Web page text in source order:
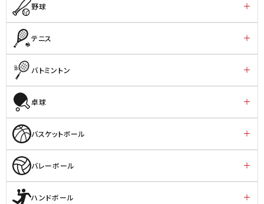
野球
テニス
バトミントン
卓球
バスケットボール
バレーボール
ハンドボール